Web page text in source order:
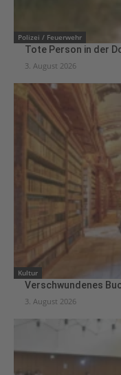
Polizei / Feuerwehr
Tote Person in der
3. August 2026
Kultur
Verschwundenes
3. August 2026